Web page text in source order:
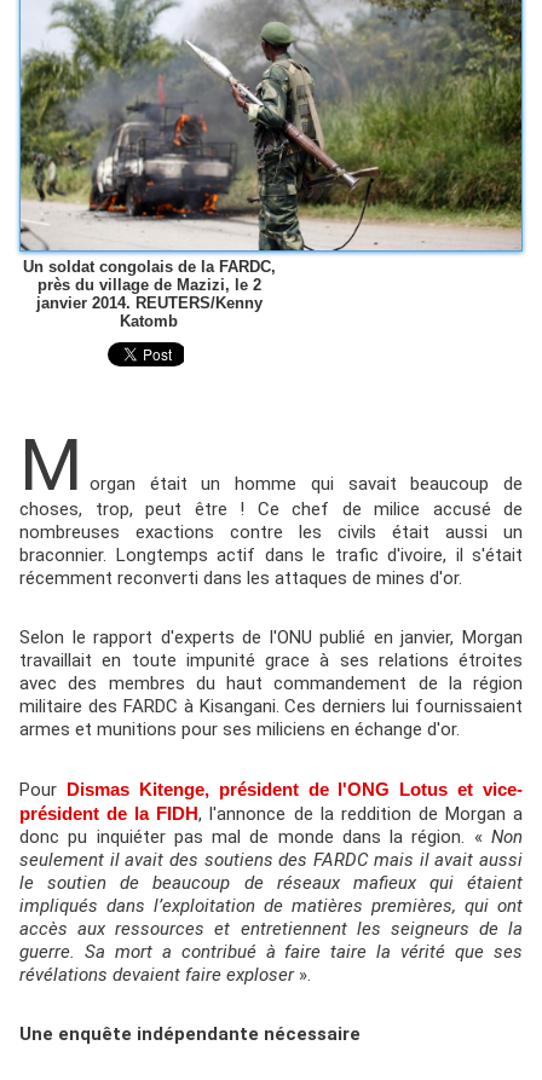
Un soldat congolais de la FARDC,
près du village de Mazizi, le 2
janvier 2014. REUTERS/Kenny
Katomb
M organ était un homme qui savait beaucoup de
choses, trop, peut être ! Ce chef de milice accusé de
nombreuses exactions contre les civils était aussi un
braconnier. Longtemps actif dans le trafic d'ivoire, il s'était
récemment reconverti dans les attaques de mines d'or.
Selon le rapport d'experts de l'ONU publié en janvier, Morgan
travaillait en toute impunité grace à ses relations étroites
avec des membres du haut commandement de la région
militaire des FARDC à Kisangani. Ces derniers lui fournissaient
armes et munitions pour ses miliciens en échange d'or.
Pour Dismas Kitenge, président de l'ONG Lotus et vice-
président de la FIDH, l'annonce de la reddition de Morgan a
donc pu inquiéter pas mal de monde dans la région. « Non
seulement il avait des soutiens des FARDC mais il avait aussi
le soutien de beaucoup de réseaux mafieux qui étaient
impliqués dans l’exploitation de matières premières, qui ont
accès aux ressources et entretiennent les seigneurs de la
guerre. Sa mort a contribué à faire taire la vérité que ses
révélations devaient faire exploser».
Une enquête indépendante nécessaire